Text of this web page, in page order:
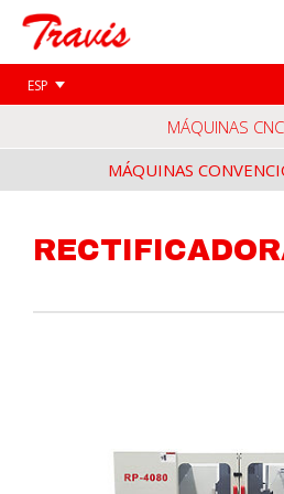
ESP
MÁQUINAS CNC
MÁQUINAS